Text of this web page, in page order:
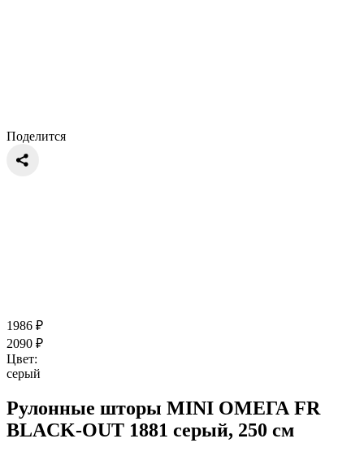
Поделится
1986 ₽
2090 ₽
Цвет:
серый
Рулонные шторы MINI ОМЕГА FR
BLACK-OUT 1881 серый, 250 см